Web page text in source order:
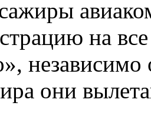
на
независимо
они